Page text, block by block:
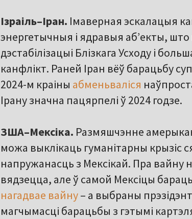
Ізраіль–Іран. Імаверная эскалацыя
энергетычныя і ядравыя аб’екты,
дэстабілізацыі Блізкага Усходу і
канфлікт. Раней Іран вёў барацьбу
2024-м краіны абменьваліся
Ірану значна пацярпелі ў 2024 годзе.
ЗША–Мексіка. Размяшчэнне
можа выклікаць гуманітарны крызіс
напружанасць з Мексікай. Пра вайну
вядзецца, але ў самой Мексіцы
нагадвае вайну– а выбраны
магчымасці барацьбы з гэтымі